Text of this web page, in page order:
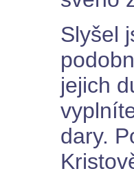
Slyšel
jejich
dary.